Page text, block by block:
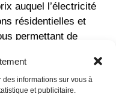
informations sur vous à
et publicitaire.
auquel l’électricité
résidentielles et
permettant de
solaire